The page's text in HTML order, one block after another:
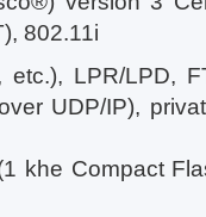
802.11i
LPR/LPD,
UDP/IP),
khe Compact